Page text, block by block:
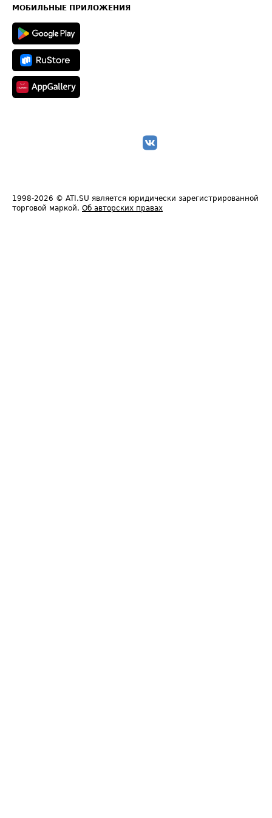
Техническая информация
МОБИЛЬНЫЕ ПРИЛОЖЕНИЯ
1998-2026 © ATI.SU является юридически зарегистрированной
торговой маркой. Об авторских правах